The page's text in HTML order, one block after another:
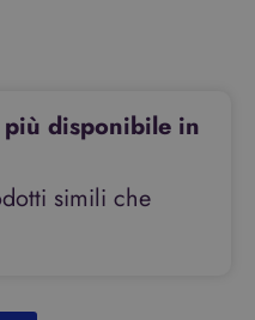
disponibile in
simili che